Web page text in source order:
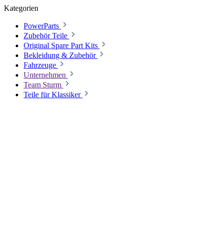
Kategorien
PowerParts
Zubehör Teile
Original Spare Part Kits
Bekleidung & Zubehör
Fahrzeuge
Unternehmen
Team Sturm
Teile für Klassiker